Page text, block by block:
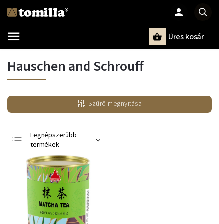
Üres kosár
Hauschen and Schrouff
Szűrő megnyitása
Legnépszerűbb
termékek
Legolcsóbb elöl
Legdrágább
ABC szerint